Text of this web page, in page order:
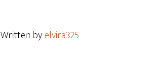
Written byelvira325